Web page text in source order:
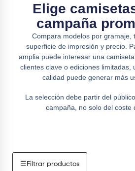
Elige
campaña
Compara modelos por gramaje,
superficie de impresión y precio.
amplia puede interesar una
clientes clave o ediciones limitadas,
calidad puede generar más
La selección debe partir del
campaña, no solo del coste
☰Filtrar productos